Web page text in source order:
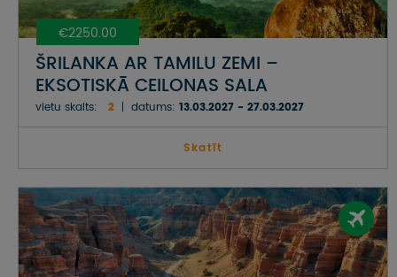
€2250.00
ŠRILANKA AR TAMILU ZEMI –
EKSOTISKĀ CEILONAS SALA
vietu skaits: 2 datums: 13.03.2027 - 27.03.2027
Skatīt